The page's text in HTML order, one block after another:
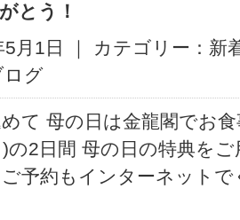
とう！
月1日 ｜ カテゴリー： 新
ログ
て 母の日は金龍閣でお
の2日間 母の日の特典を
予約もインターネットで